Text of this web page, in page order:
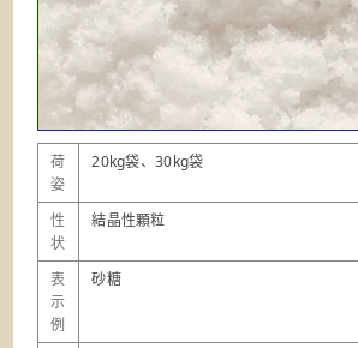
荷
姿
20kg袋、30kg袋
性
状
結晶性顆粒
表
示
例
砂糖